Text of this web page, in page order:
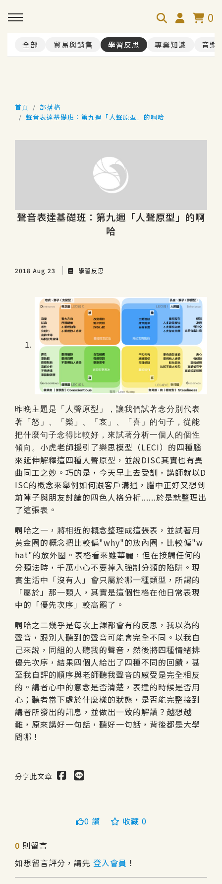
0
全部 貿易與銷售 學習反思 專業知識 音樂
首頁
部落格
聲音表達基礎班：第九週「人聲原型」的啊哈
聲音表達基礎班：第九週「人聲原型」的啊
哈
2018 Aug 23 學習反思
昨晚主題是「人聲原型」，讓我們試著念分別代表
著「怒」、「樂」、「哀」、「喜」的句子，從能
把什麼句子念得比較好，來試著分析一個人的個性
傾向。 小虎老師援引了樂思模型（LECI）的四種腦
來延伸解釋這四種人聲原型，並說DISC其實也有異
曲同工之妙。巧的是，今天早上去受訓，講師就以D
ISC的概念來舉例如何跟客戶溝通，腦中正好又想到
前陣子與朋友討論的四色人格分析......於是就整理出
了這張表。
啊哈之一，將相近的概念整理成這張表，並試著用
黃金圈的概念把比較偏"why"的放內圈，比較偏"w
hat"的放外圈。表格看來雖華麗，但在接觸任何的
分類法時，千萬小心不要掉入強制分類的陷阱。現
實生活中「沒有人」會只屬於哪一種類型，所謂的
「屬於」那一類人，其實是這個性格在他日常表現
中的「優先次序」較高罷了。
啊哈之二幾乎是每次上課都會有的反思，我以為的
聲音，跟別人聽到的聲音可能會完全不同。以我自
己來說，同組的人聽我的聲音，然後將四種情緒排
優先次序，結果四個人給出了四種不同的回饋，甚
至我自評的順序與老師聽我聲音的感受是完全相反
的。講者心中的意念是否清楚，表達的時候是否用
心；聽者當下處於什麼樣的狀態，是否能完整接到
講者所發出的訊息，並做出一致的解讀？越想越
難，原來講好一句話，聽好一句話，背後都是大學
問哪！
分享此文章
0 讚 收藏 0
0 則留言
如想留言評分，請先 登入會員 ！